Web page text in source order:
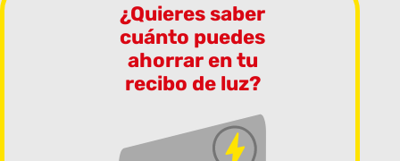
¿Quieres saber
cuánto puedes
ahorrar en tu
recibo de luz?